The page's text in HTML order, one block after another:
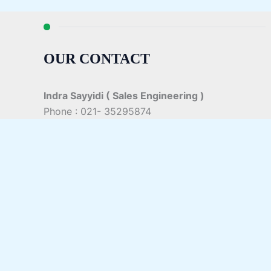
OUR CONTACT
Indra Sayyidi ( Sales Engineering )
Phone : 021- 35295874